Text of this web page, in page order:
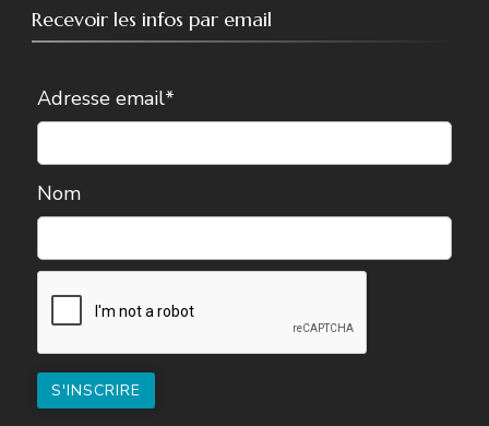
Recevoir les infos par email
Adresse email*
Nom